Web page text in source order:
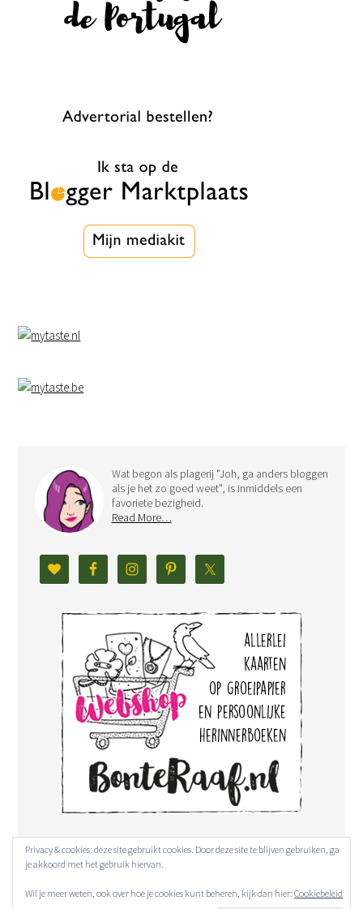
Wat begon als plagerij "Joh, ga anders bloggen
als je het zo goed weet", is inmiddels een
favoriete bezigheid.
Read More…
Privacy & cookies: deze site gebruikt cookies. Door deze site te blijven gebruiken, ga
je akkoord met het gebruik hiervan.
Wil je meer weten, ook over hoe je cookies kunt beheren, kijk dan hier: Cookiebeleid